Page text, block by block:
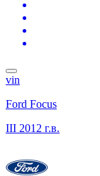
vin
Ford Focus
III 2012 г.в.